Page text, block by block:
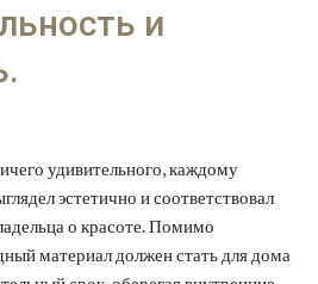
и
удивительного, каждому
эстетично и соответствовал
о красоте. Помимо
материал должен стать для дома